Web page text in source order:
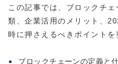
この記事では、ブロックチ
類、企業活用のメリット、
時に押さえるべきポイントを
ブロックチェーンの定義と